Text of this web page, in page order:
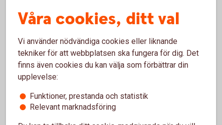
Pensionssparande och livet
som pensionär
Tjänstepension
Våra cookies, ditt val
Vi använder nödvändiga cookies eller liknande
tekniker för att webbplatsen ska fungera för dig. Det
finns även cookies du kan välja som förbättrar din
upplevelse:
Funktioner, prestanda och statistik
Relevant marknadsföring